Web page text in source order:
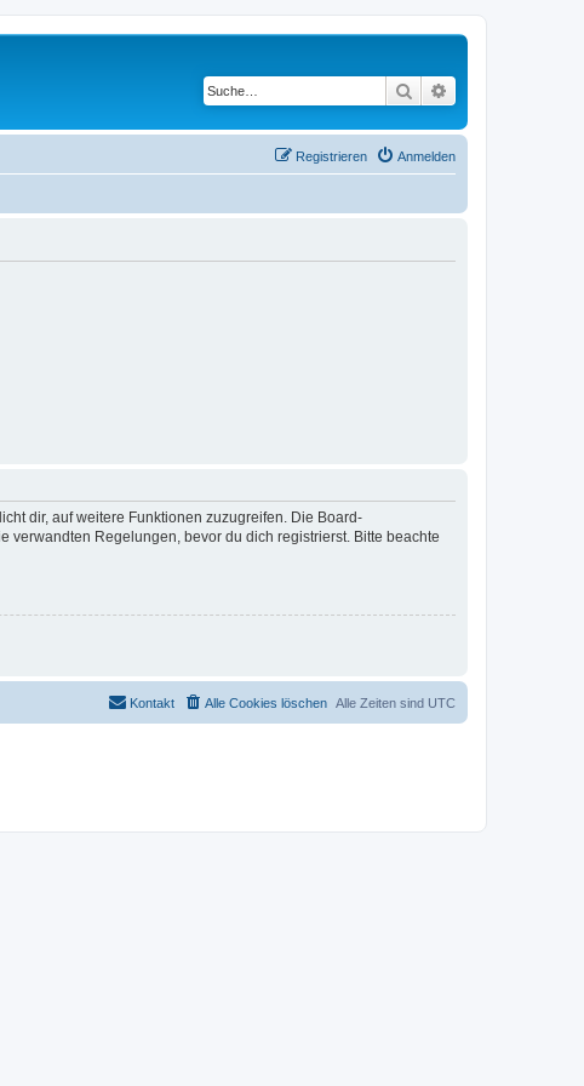
Suche
Anmelden
Registrieren
dir, auf weitere Funktionen zuzugreifen. Die Board-
Regelungen, bevor du dich registrierst. Bitte beachte
Alle Zeiten sind UTC
Alle Cookies löschen
Kontakt